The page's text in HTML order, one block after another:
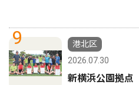
9
港北区
2026.07.30
新横浜公園拠